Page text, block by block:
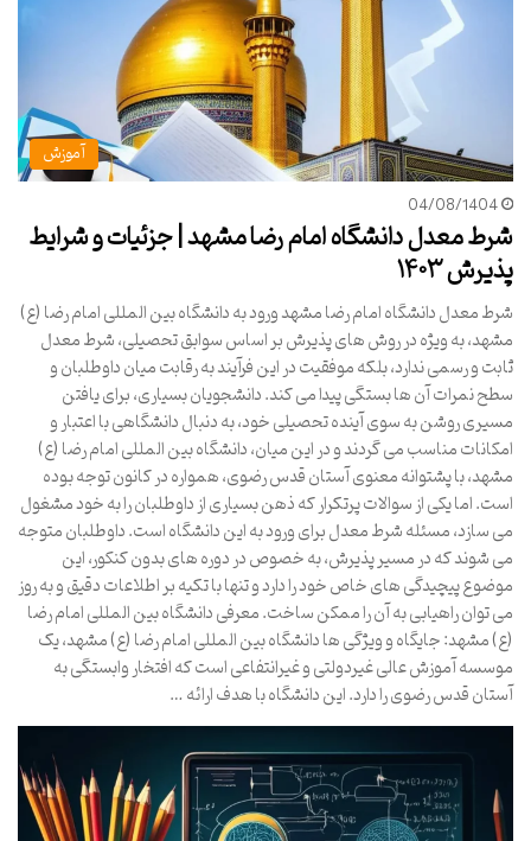
آموزش
04/08/1404
شرط معدل دانشگاه امام رضا مشهد | جزئیات و شرایط
پذیرش ۱۴۰۳
شرط معدل دانشگاه امام رضا مشهد ورود به دانشگاه بین المللی امام رضا (ع)
مشهد، به ویژه در روش های پذیرش بر اساس سوابق تحصیلی، شرط معدل
ثابت و رسمی ندارد، بلکه موفقیت در این فرآیند به رقابت میان داوطلبان و
سطح نمرات آن ها بستگی پیدا می کند. دانشجویان بسیاری، برای یافتن
مسیری روشن به سوی آینده تحصیلی خود، به دنبال دانشگاهی با اعتبار و
امکانات مناسب می گردند و در این میان، دانشگاه بین المللی امام رضا (ع)
مشهد، با پشتوانه معنوی آستان قدس رضوی، همواره در کانون توجه بوده
است. اما یکی از سوالات پرتکرار که ذهن بسیاری از داوطلبان را به خود مشغول
می سازد، مسئله شرط معدل برای ورود به این دانشگاه است. داوطلبان متوجه
می شوند که در مسیر پذیرش، به خصوص در دوره های بدون کنکور، این
موضوع پیچیدگی های خاص خود را دارد و تنها با تکیه بر اطلاعات دقیق و به روز
می توان راهیابی به آن را ممکن ساخت. معرفی دانشگاه بین المللی امام رضا
(ع) مشهد: جایگاه و ویژگی ها دانشگاه بین المللی امام رضا (ع) مشهد، یک
موسسه آموزش عالی غیردولتی و غیرانتفاعی است که افتخار وابستگی به
آستان قدس رضوی را دارد. این دانشگاه با هدف ارائه …